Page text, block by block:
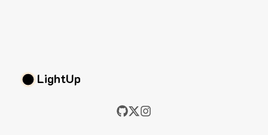
LightUp